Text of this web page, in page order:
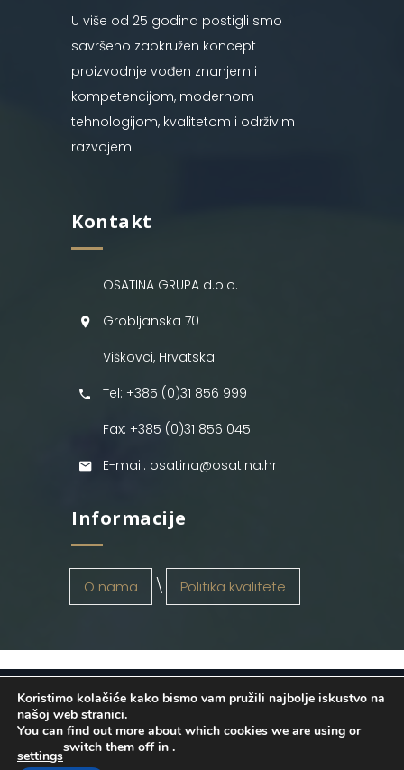
U više od 25 godina postigli smo
savršeno zaokružen koncept
proizvodnje vođen znanjem i
kompetencijom, modernom
tehnologijom, kvalitetom i održivim
razvojem.
Kontakt
OSATINA GRUPA d.o.o.
Grobljanska 70
Viškovci, Hrvatska
Tel: +385 (0)31 856 999
Fax: +385 (0)31 856 045
E-mail: osatina@osatina.hr
Informacije
O nama Politika kvalitete
OSATINA GRUPA d.o.o. 2026
. Configured
byINFOS Osijek. Sva prava pridržana.
Koristimo kolačiće kako bismo vam pružili najbolje iskustvo na
našoj web stranici.
You can find out more about which cookies we are using or
switch them off in
settings
.